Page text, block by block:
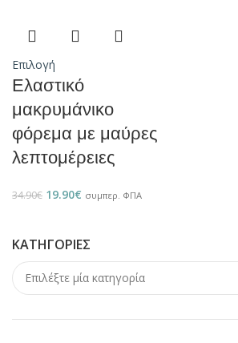
ΚΑΤΗΓΟΡΊΕΣ
Επιλογή
Ελαστικό
μακρυμάνικο
φόρεμα με μαύρες
λεπτομέρειες
34.90€ 19.90€ συμπερ. ΦΠΑ